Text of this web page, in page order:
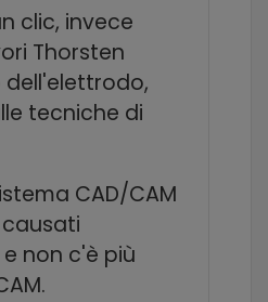
clic, invece
Thorsten
dell'elettrodo,
tecniche di
CAD/CAM
non c'è più